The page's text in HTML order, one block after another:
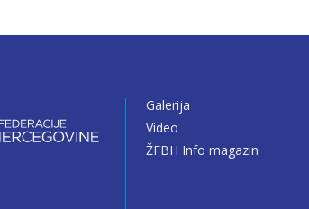
Galerija
Video
ŽFBH Info magazin